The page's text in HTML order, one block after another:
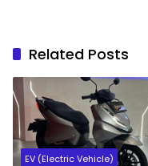
Related Posts
EV (Electric Vehicle)